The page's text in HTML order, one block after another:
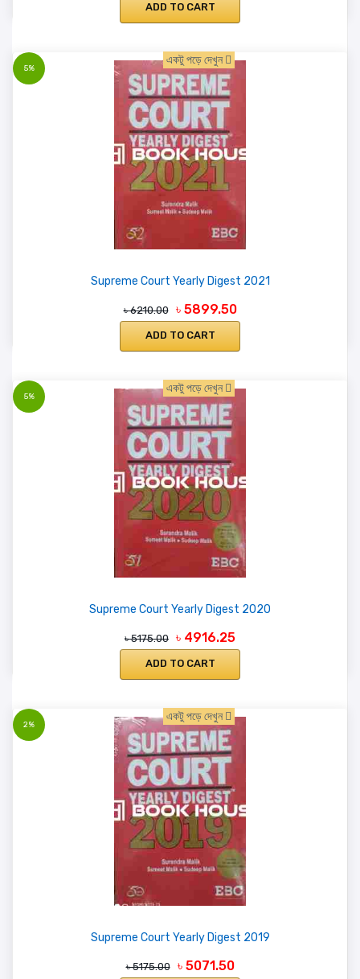
ADD TO CART
5%
একটু পড়ে দেখুন
Supreme Court Yearly Digest 2021
৳ 6210.00 ৳ 5899.50
ADD TO CART
5%
একটু পড়ে দেখুন
Supreme Court Yearly Digest 2020
৳ 5175.00 ৳ 4916.25
ADD TO CART
2%
একটু পড়ে দেখুন
Supreme Court Yearly Digest 2019
৳ 5175.00 ৳ 5071.50